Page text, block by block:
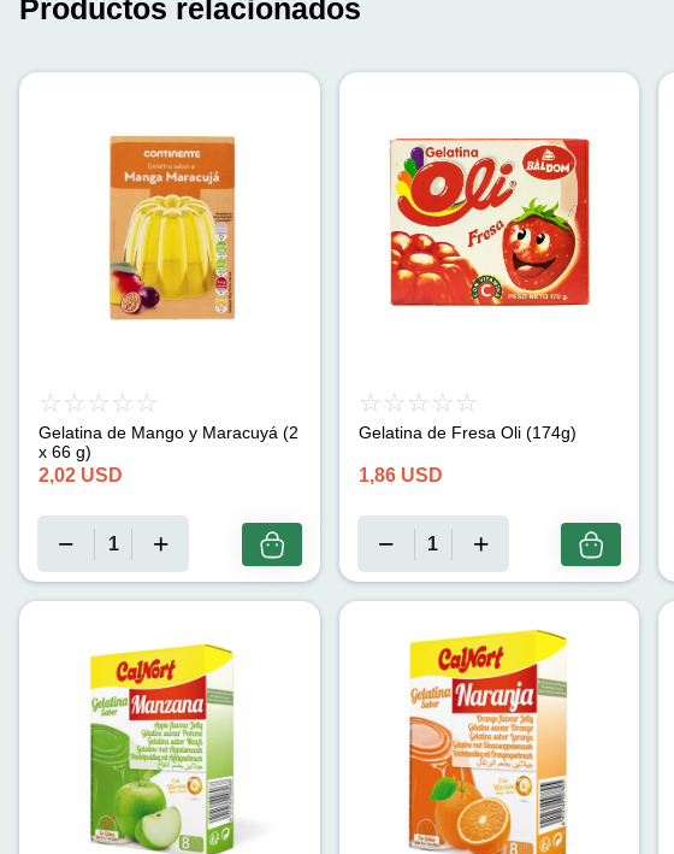
Productos relacionados
Gelatina de Mango y Maracuyá (2
x 66 g)
2,02 USD
Gelatina de Fresa Oli (174g)
1,86 USD